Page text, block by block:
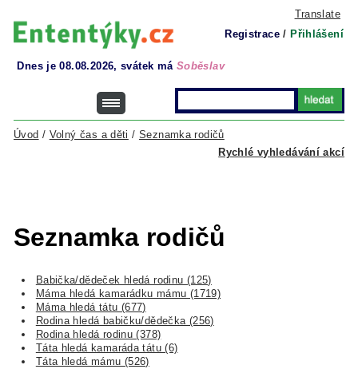
Translate
Registrace / Přihlášení
Dnes je 08.08.2026, svátek má Soběslav
Rychlé vyhledávání akcí
Úvod / Volný čas a děti /Seznamka rodičů
Seznamka rodičů
Babička/dědeček hledá rodinu (125)
Máma hledá kamarádku mámu (1719)
Máma hledá tátu (677)
Rodina hledá babičku/dědečka (256)
Rodina hledá rodinu (378)
Táta hledá kamaráda tátu (6)
Táta hledá mámu (526)